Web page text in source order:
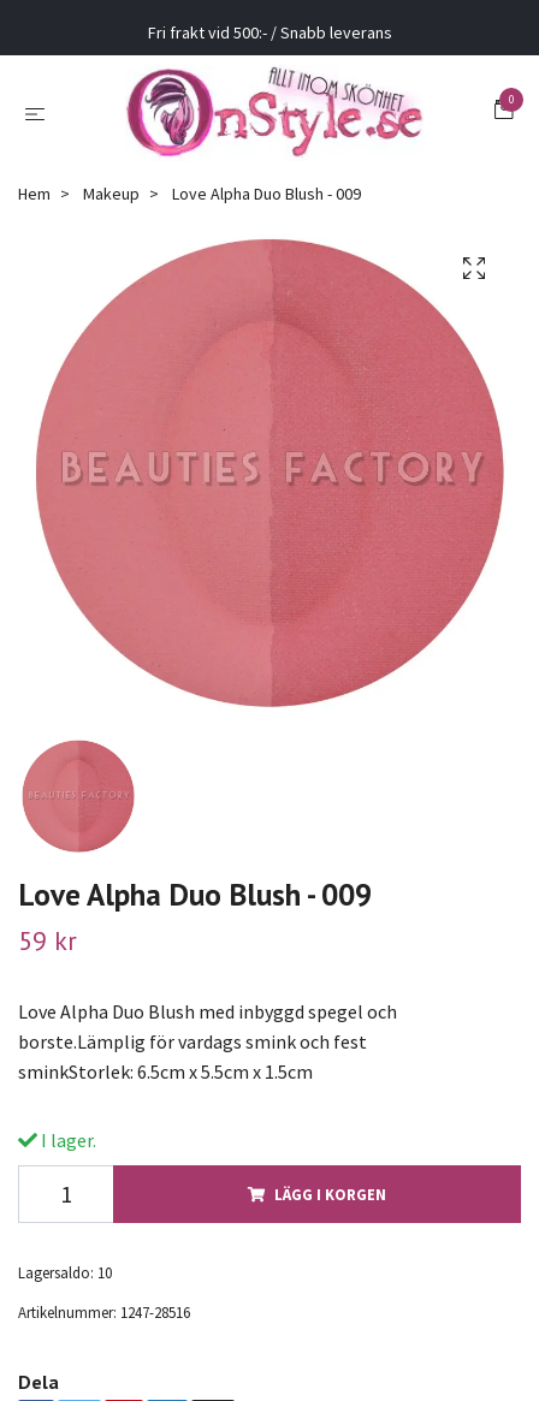
Fri frakt vid 500:- / Snabb leverans
0
Hem Makeup Love Alpha Duo Blush - 009
Love Alpha Duo Blush - 009
59 kr
Love Alpha Duo Blush med inbyggd spegel och
borste.Lämplig för vardags smink och fest
sminkStorlek: 6.5cm x 5.5cm x 1.5cm
I lager.
LÄGG I KORGEN
Lagersaldo: 10
Artikelnummer: 1247-28516
Dela